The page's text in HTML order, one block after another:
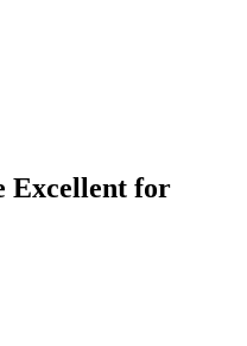
Excellent for